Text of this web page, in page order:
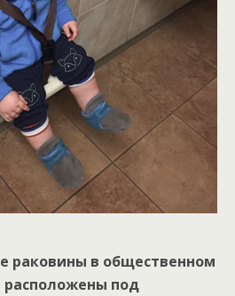
раковины в общественном
расположены под